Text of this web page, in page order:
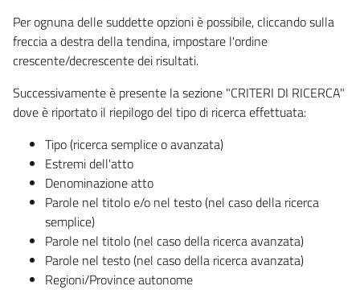
Per ognuna delle suddette opzioni è possibile, cliccando sulla
freccia a destra della tendina, impostare l'ordine
crescente/decrescente dei risultati.
Successivamente è presente la sezione "CRITERI DI RICERCA"
dove è riportato il riepilogo del tipo di ricerca effettuata:
Tipo (ricerca semplice o avanzata)
Estremi dell'atto
Denominazione atto
Parole nel titolo e/o nel testo (nel caso della ricerca
semplice)
Parole nel titolo (nel caso della ricerca avanzata)
Parole nel testo (nel caso della ricerca avanzata)
Regioni/Province autonome